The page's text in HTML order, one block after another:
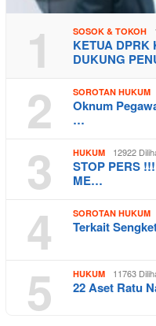
1 SOSOK & TOKOH
KETUA DPRK
DUKUNG
2 SOROTAN HUKUM
Oknum
…
3 HUKUM 12922
STOP PERS
ME…
4 SOROTAN HUKUM
Terkait
5 HUKUM 11763
22 Aset Ratu